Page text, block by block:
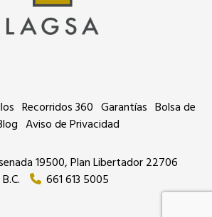
Recorridos 360 Garantías Bolsa de
Aviso de Privacidad
19500, Plan Libertador 22706
661 613 5005